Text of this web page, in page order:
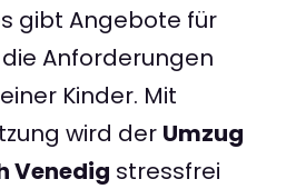
gibt Angebote für
Anforderungen
Kinder. Mit
wird der Umzug
Venedig stressfrei